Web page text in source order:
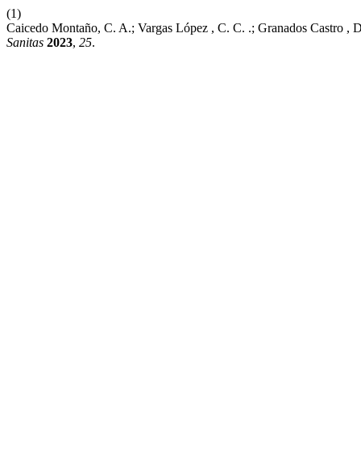
(1)
Caicedo Montaño, C. A.; Vargas López , C. C. .; Granados Castro
Sanitas 2023, 25.